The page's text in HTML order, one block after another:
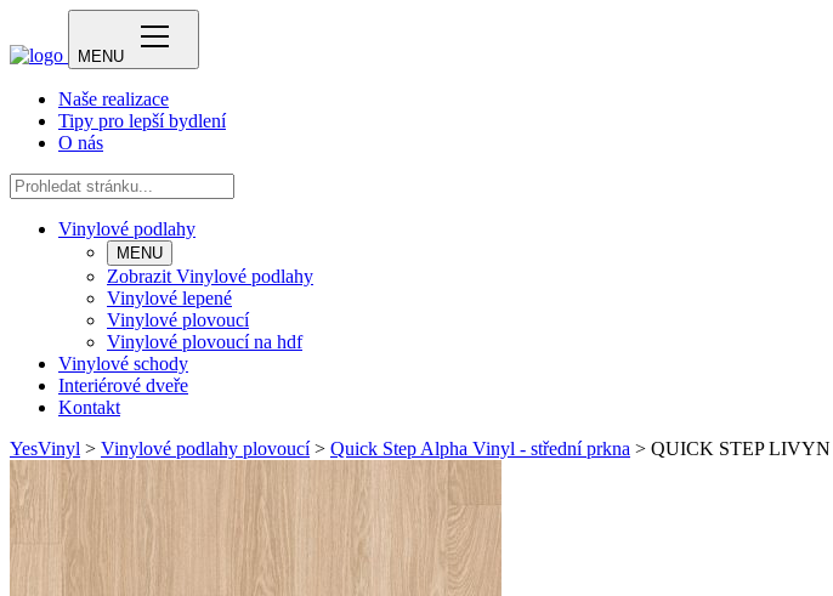
MENU
Naše realizace
Tipy pro lepší bydlení
O nás
Vinylové podlahy
MENU
Zobrazit Vinylové podlahy
Vinylové lepené
Vinylové plovoucí
Vinylové plovoucí na hdf
Vinylové schody
Interiérové dveře
Kontakt
YesVinyl > Vinylové podlahy plovoucí> Quick Step Alpha Vinyl - střední prkna > QUICK STEP